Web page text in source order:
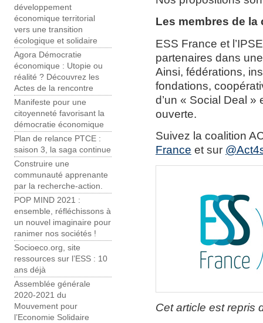
développement
économique territorial
vers une transition
écologique et solidaire
Agora Démocratie
économique : Utopie ou
réalité ? Découvrez les
Actes de la rencontre
Manifeste pour une
citoyenneté favorisant la
démocratie économique
Plan de relance PTCE :
saison 3, la saga continue
Construire une
communauté apprenante
par la recherche-action.
POP MIND 2021 :
ensemble, réfléchissons à
un nouvel imaginaire pour
ranimer nos sociétés !
Socioeco.org, site
ressources sur l’ESS : 10
ans déjà
Assemblée générale
2020-2021 du
Mouvement pour
l’Economie Solidaire
Les membres de la
ESS France et
partenaires dans
Ainsi, fédérations,
fondations,
d’un « Social Deal »
ouverte.
Suivez la coalition
France et sur
Cet article est repris